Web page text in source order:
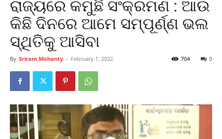
ରାଜ୍ୟରେ କମୁଛି ସଂକ୍ରମଣ : ଆଉ
କିଛି ଦିନରେ ଆମେ ସମ୍ପୂର୍ଣ୍ଣ ଭଲ
ସ୍ଥିତିକୁ ଆସିବା
By Sriram Mohanty - February 1, 2022 0
704